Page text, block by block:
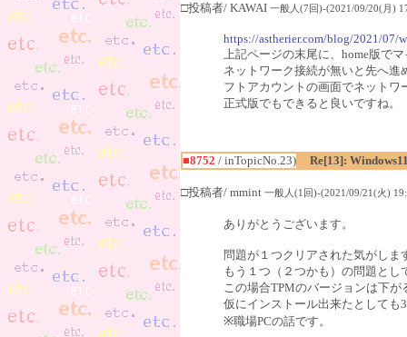
□投稿者/ KAWAI 一般人(7回)-(2021/09/20(月)
https://astherier.com/blog/2021/07/
上記ページの末尾に、home版で
ネットワーク接続が無いと先へ
フトアカウントの画面でネット
正式版でもできると良いですね。
■8752 / inTopicNo.23) Re[13]:
□投稿者/ mmint 一般人(1回)-(2021/09/21(火)
ありがとうございます。
問題が１つクリアされた気がしま
もう１つ（２つかも）の問題とし
この場合TPMのバージョンは下
仮にインストール出来たとして
※職場PCの話です。